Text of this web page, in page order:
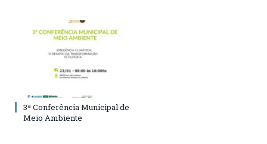
3ª Conferência Municipal de
Meio Ambiente